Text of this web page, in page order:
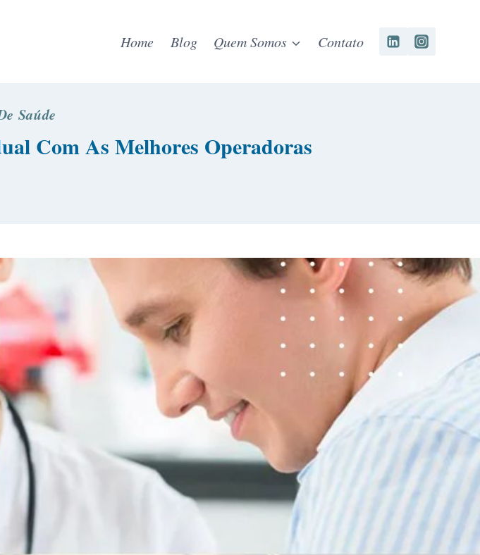
Home Blog Quem Somos Contato
Saúde
Com As Melhores Operadoras